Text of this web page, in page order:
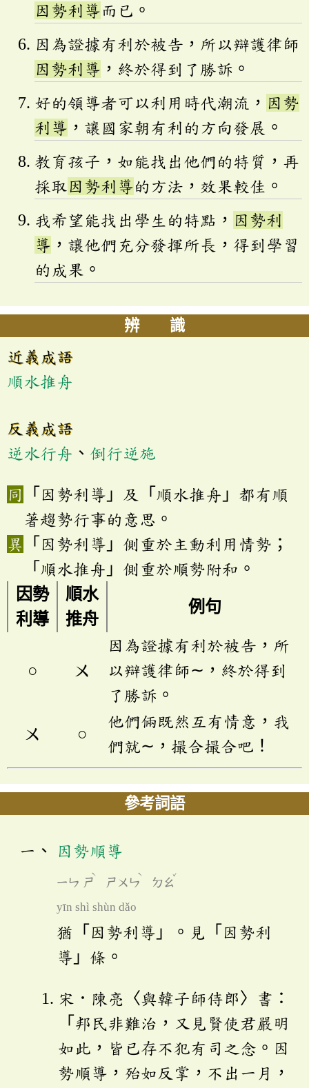
因勢利導而已。
因為證據有利於被告，所以辯護律師
因勢利導 ，終於得到了勝訴。
好的領導者可以利用時代潮流， 因勢
利導 ，讓國家朝有利的方向發展。
教育孩子，如能找出他們的特質，再
採取因勢利導的方法，效果較佳。
我希望能找出學生的特點， 因勢利
導 ，讓他們充分發揮所長，得到學習
的成果。
辨 識
近義成語
順水推舟
反義成語
逆水行舟 、 倒行逆施
「因勢利導」及「順水推舟」都有順
著趨勢行事的意思。
「因勢利導」側重於主動利用情勢；
「順水推舟」側重於順勢附和。
因勢
利導
順水
推舟
例句
○ ㄨ
因為證據有利於被告，所
以辯護律師∼，終於得到
了勝訴。
ㄨ ○
他們倆既然互有情意，我
們就∼，撮合撮合吧！
參考詞語
因勢順導
ㄧㄣ ㄕ
ˋ
ㄕㄨㄣ
ˋ
ㄉㄠ
ˇ
yīn shì shùn dǎo
猶「因勢利導」。見「因勢利
導」條。
宋．陳亮〈與韓子師侍郎〉書：
「邦民非難治，又見賢使君嚴明
如此，皆已存不犯有司之念。因
勢順導，殆如反掌，不出一月，